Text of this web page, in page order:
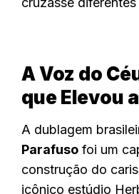
A Voz do
que Elevou
A dublagem
Parafuso foi um
construção do
icônico estúdio